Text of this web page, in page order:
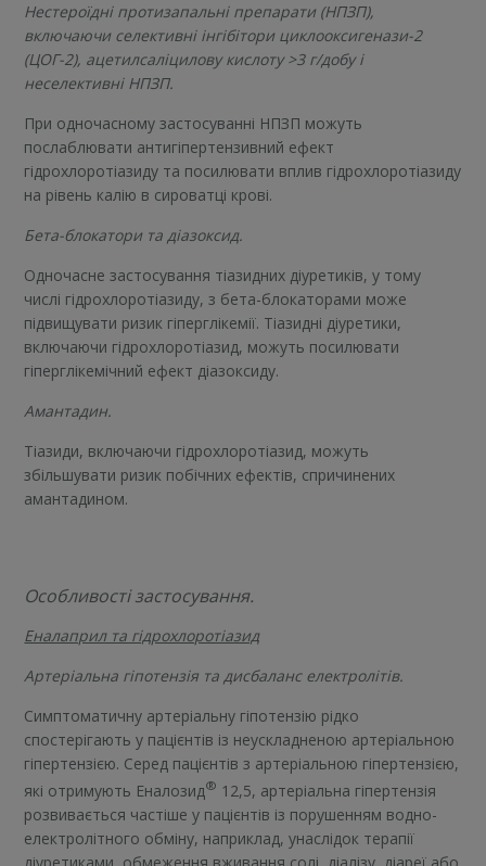
Нестероїдні протизапальні препарати (НПЗП),
включаючи селективні інгібітори циклооксигенази-2
(ЦОГ-2), ацетилсаліцилову кислоту >3 г/добу і
неселективні НПЗП.
При одночасному застосуванні НПЗП можуть
послаблювати антигіпертензивний ефект
гідрохлоротіазиду та посилювати вплив гідрохлоротіазиду
на рівень калію в сироватці крові.
Бета-блокатори та діазоксид.
Одночасне застосування тіазидних діуретиків, у тому
числі гідрохлоротіазиду, з бета-блокаторами може
підвищувати ризик гіперглікемії. Тіазидні діуретики,
включаючи гідрохлоротіазид, можуть посилювати
гіперглікемічний ефект діазоксиду.
Амантадин.
Тіазиди, включаючи гідрохлоротіазид, можуть
збільшувати ризик побічних ефектів, спричинених
амантадином.
Особливості застосування.
Еналаприл та гідрохлоротіазид
Артеріальна гіпотензія та дисбаланс електролітів.
Симптоматичну артеріальну гіпотензію рідко
спостерігають у пацієнтів із неускладненою артеріальною
гіпертензією. Серед пацієнтів з артеріальною гіпертензією,
які отримують Еналозид® 12,5, артеріальна гіпертензія
розвивається частіше у пацієнтів із порушенням водно-
електролітного обміну, наприклад, унаслідок терапії